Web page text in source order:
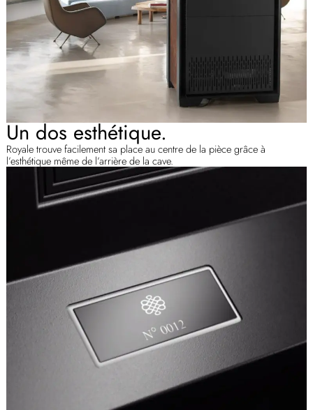
Un dos esthétique.
Royale trouve facilement sa place au centre de la pièce grâce à
l’esthétique même de l’arrière de la cave.